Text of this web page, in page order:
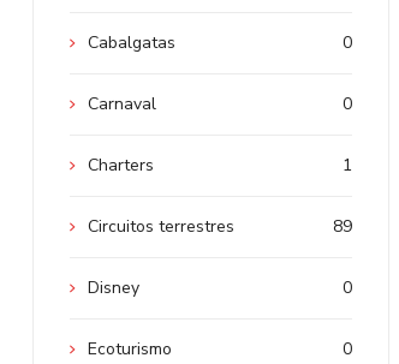
0
Cabalgatas
0
Carnaval
1
Charters
89
Circuitos terrestres
0
Disney
0
Ecoturismo